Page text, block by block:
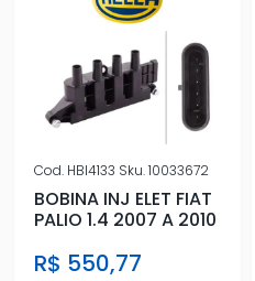
Cod. HBI4133 Sku.10033672
BOBINA INJ ELET FIAT
PALIO 1.4 2007 A 2010
R$ 550,77